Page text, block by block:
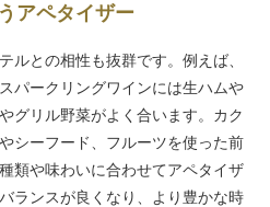
アペタイザー
ルとの相性も抜群です。例えば、
パークリングワインには生ハムや
グリル野菜がよく合います。カク
シーフード、フルーツを使った前
類や味わいに合わせてアペタイザ
ランスが良くなり、より豊かな時